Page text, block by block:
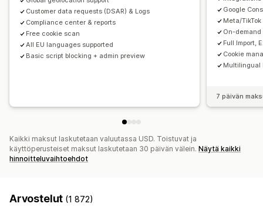
APA-NZPA
APPI CCPA CPRA CTDPA
FADP
GDPR LGPD PDPA
Customer data requests (DSAR) & Logs
Compliance center & reports
Free cookie scan
All EU languages supported
Basic script blocking + admin preview
Google
Meta/TikTok
On-
Full Import,
Cookie
Multilingual
7 päivän
Kaikki maksut laskutetaan valuutassa USD. Toistuvat ja
käyttöperusteiset maksut laskutetaan 30 päivän välein. Näytä kaikki
hinnoitteluvaihtoehdot
Arvostelut (1 872)